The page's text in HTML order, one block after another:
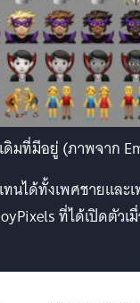
มที่มีอยู่ (ภาพจาก
นได้ทั้งเพศชายและ
ที่ได้เปิดตัวเ